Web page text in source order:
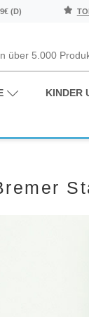
(D)
KINDER